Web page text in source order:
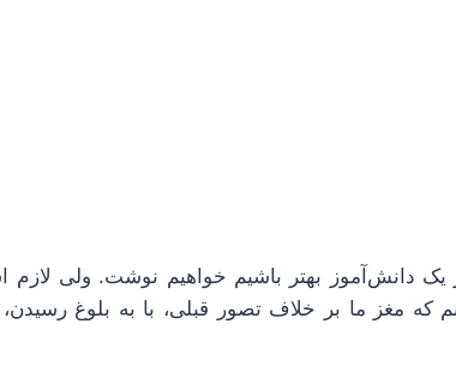
دانش‌آموز بهتر باشیم خواهیم نوشت. ولی لازم
مغز ما بر خلاف تصور قبلی، با به بلوغ